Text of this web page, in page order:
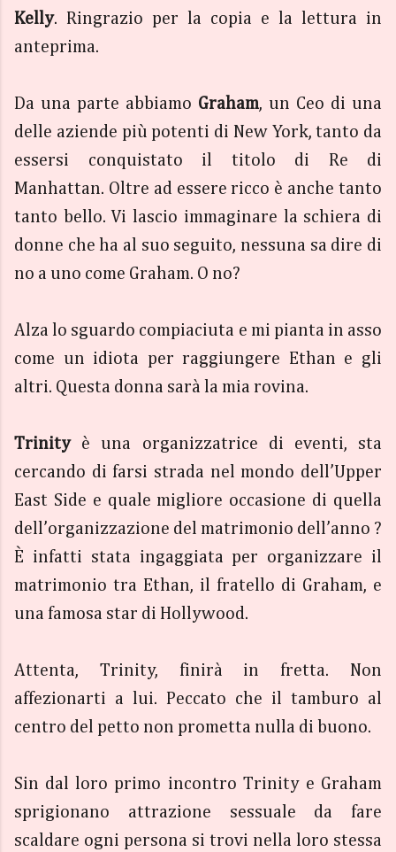
Kelly. Ringrazio per la copia e la lettura in
anteprima.
Da una parte abbiamo Graham, un Ceo di una
delle aziende più potenti di New York, tanto da
essersi conquistato il titolo di Re di
Manhattan. Oltre ad essere ricco è anche tanto
tanto bello. Vi lascio immaginare la schiera di
donne che ha al suo seguito, nessuna sa dire di
no a uno come Graham. O no?
Alza lo sguardo compiaciuta e mi pianta in asso
come un idiota per raggiungere Ethan e gli
altri. Questa donna sarà la mia rovina.
Trinityè una organizzatrice di eventi, sta
cercando di farsi strada nel mondo dell’Upper
East Side e quale migliore occasione di quella
dell’organizzazione del matrimonio dell’anno ?
È infatti stata ingaggiata per organizzare il
matrimonio tra Ethan, il fratello di Graham, e
una famosa star di Hollywood.
Attenta, Trinity, finirà in fretta. Non
affezionarti a lui. Peccato che il tamburo al
centro del petto non prometta nulla di buono.
Sin dal loro primo incontro Trinity e Graham
sprigionano attrazione sessuale da fare
scaldare ogni persona si trovi nella loro stessa